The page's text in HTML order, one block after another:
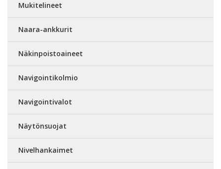
Mukitelineet
Naara-ankkurit
Näkinpoistoaineet
Navigointikolmio
Navigointivalot
Näytönsuojat
Nivelhankaimet